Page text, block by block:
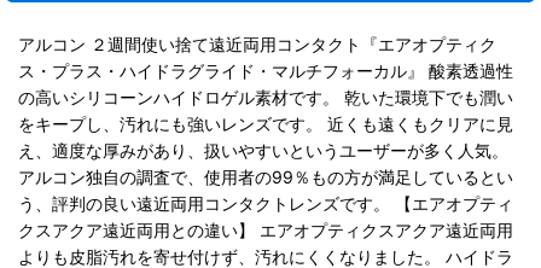
アルコン ２週間使い捨て遠近両用コンタクト『エアオプティク
ス・プラス・ハイドラグライド・マルチフォーカル』 酸素透過性
の高いシリコーンハイドロゲル素材です。 乾いた環境下でも潤い
をキープし、汚れにも強いレンズです。 近くも遠くもクリアに見
え、適度な厚みがあり、扱いやすいというユーザーが多く人気。
アルコン独自の調査で、使用者の99％もの方が満足しているとい
う、評判の良い遠近両用コンタクトレンズです。 【エアオプティ
クスアクア遠近両用との違い】 エアオプティクスアクア遠近両用
よりも皮脂汚れを寄せ付けず、汚れにくくなりました。 ハイドラ